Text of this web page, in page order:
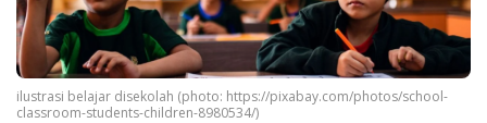
ilustrasi belajar disekolah (photo: https://pixabay.com/photos/school-
classroom-students-children-8980534/)